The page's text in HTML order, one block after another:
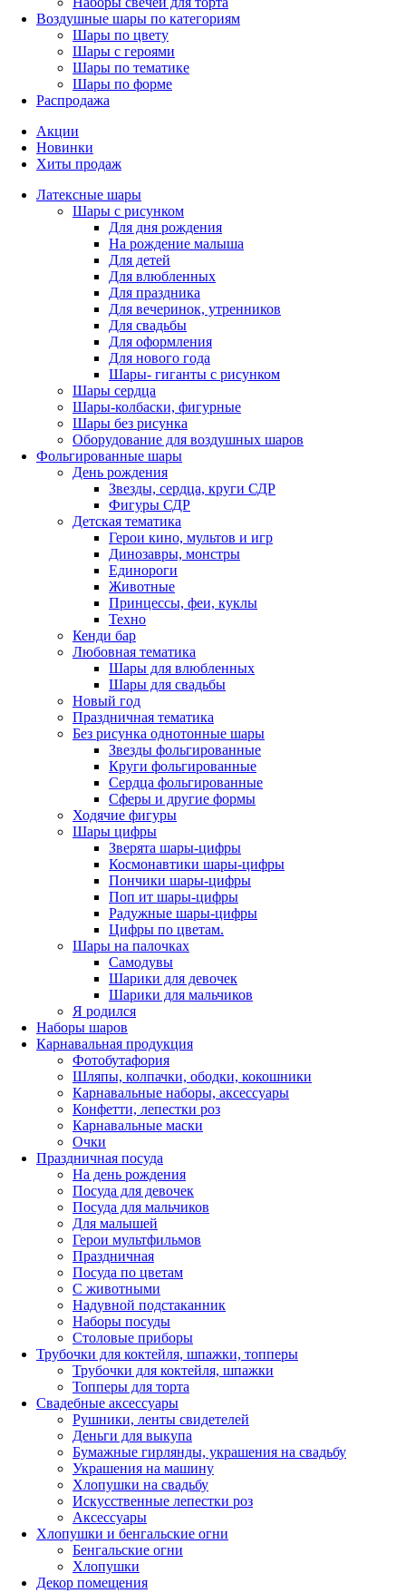
Воздушные шары по категориям
Шары по цвету
Шары с героями
Шары по тематике
Шары по форме
Распродажа
Акции
Новинки
Хиты продаж
Латексные шары
Шары с рисунком
Для дня рождения
На рождение малыша
Для детей
Для влюбленных
Для праздника
Для вечеринок, утренников
Для свадьбы
Для оформления
Для нового года
Шары- гиганты с рисунком
Шары сердца
Шары-колбаски, фигурные
Шары без рисунка
Оборудование для воздушных шаров
Фольгированные шары
День рождения
Звезды, сердца, круги СДР
Фигуры СДР
Детская тематика
Герои кино, мультов и игр
Динозавры, монстры
Единороги
Животные
Принцессы, феи, куклы
Техно
Кенди бар
Любовная тематика
Шары для влюбленных
Шары для свадьбы
Новый год
Праздничная тематика
Без рисунка однотонные шары
Звезды фольгированные
Круги фольгированные
Сердца фольгированные
Сферы и другие формы
Ходячие фигуры
Шары цифры
Зверята шары-цифры
Космонавтики шары-цифры
Пончики шары-цифры
Поп ит шары-цифры
Радужные шары-цифры
Цифры по цветам.
Шары на палочках
Самодувы
Шарики для девочек
Шарики для мальчиков
Я родился
Наборы шаров
Карнавальная продукция
Фотобутафория
Шляпы, колпачки, ободки, кокошники
Карнавальные наборы, аксессуары
Конфетти, лепестки роз
Карнавальные маски
Очки
Праздничная посуда
На день рождения
Посуда для девочек
Посуда для мальчиков
Для малышей
Герои мультфильмов
Праздничная
Посуда по цветам
С животными
Надувной подстаканник
Наборы посуды
Столовые приборы
Трубочки для коктейля, шпажки, топперы
Трубочки для коктейля, шпажки
Топперы для торта
Свадебные аксессуары
Рушники, ленты свидетелей
Деньги для выкупа
Бумажные гирлянды, украшения на свадьбу
Украшения на машину
Хлопушки на свадьбу
Искусственные лепестки роз
Аксессуары
Хлопушки и бенгальские огни
Бенгальские огни
Хлопушки
Декор помещения